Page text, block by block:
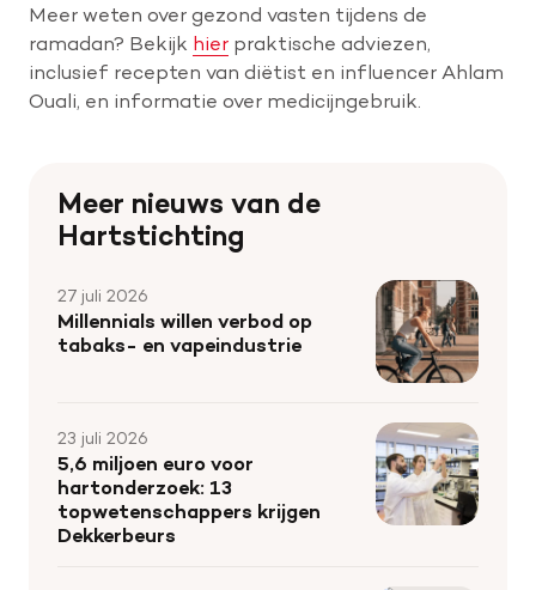
Meer weten over gezond vasten tijdens de
ramadan? Bekijk hier praktische adviezen,
inclusief recepten van diëtist en influencer Ahlam
Ouali, en informatie over medicijngebruik.
Meer nieuws van de
Hartstichting
27 juli 2026
Millennials willen verbod op
tabaks- en vapeindustrie
23 juli 2026
5,6 miljoen euro voor
hartonderzoek: 13
topwetenschappers krijgen
Dekkerbeurs